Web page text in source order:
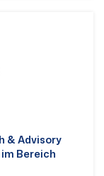
& Advisory
Bereich